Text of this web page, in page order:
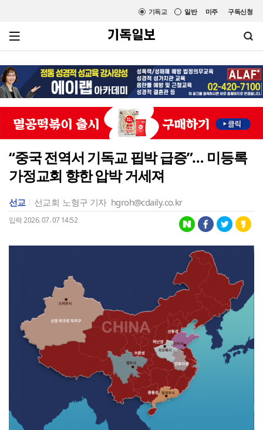
미주 구독신청
일반
기독교
“중국 전역서 기독교 핍박 급증”… 미등록
가정교회 향한 압박 거세져
선교 선교회 노형구 기자 hgroh@cdaily.co.kr
입력 2026. 07. 07 14:52